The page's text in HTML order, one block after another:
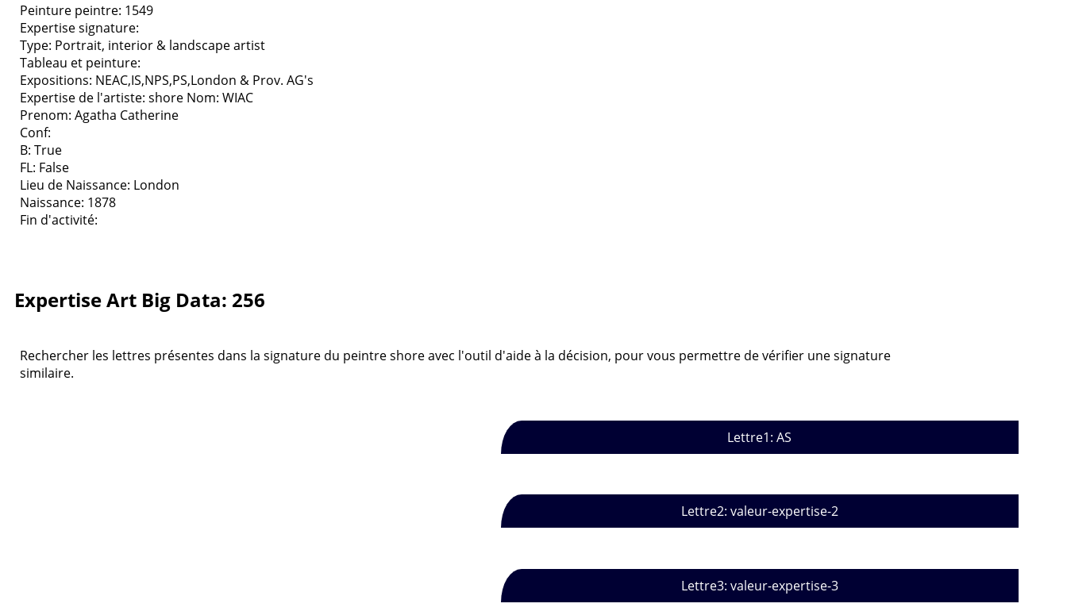
Peinture peintre: 1549
Expertise signature:
Type: Portrait, interior & landscape artist
Tableau et peinture:
Expositions: NEAC,IS,NPS,PS,London & Prov. AG's
Expertise de l'artiste: shore Nom: WIAC
Prenom: Agatha Catherine
Conf:
B: True
FL: False
Lieu de Naissance: London
Naissance: 1878
Fin d'activité:
Expertise Art Big Data: 256
Rechercher les lettres présentes dans la signature du peintre shore avec l'outil d'aide à la décision, pour vous permettre de vérifier une signature
similaire.
Lettre1: AS
Lettre2: valeur-expertise-2
Lettre3: valeur-expertise-3